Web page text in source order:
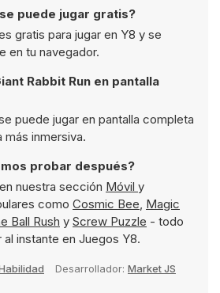
puede jugar gratis?
gratis para jugar en Y8 y se
en tu navegador.
Rabbit Run en pantalla
puede jugar en pantalla completa
más inmersiva.
probar después?
nuestra sección Móvil y
como Cosmic Bee, Magic
Ball Rush y Screw Puzzle - todo
instante en Juegos Y8.
Desarrollador: Market JS